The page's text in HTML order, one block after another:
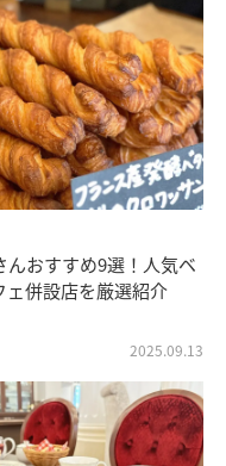
んおすすめ9選！人気ベ
ェ併設店を厳選紹介
2025.09.13